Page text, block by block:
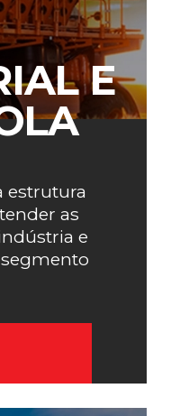
E
estrutura
as
e